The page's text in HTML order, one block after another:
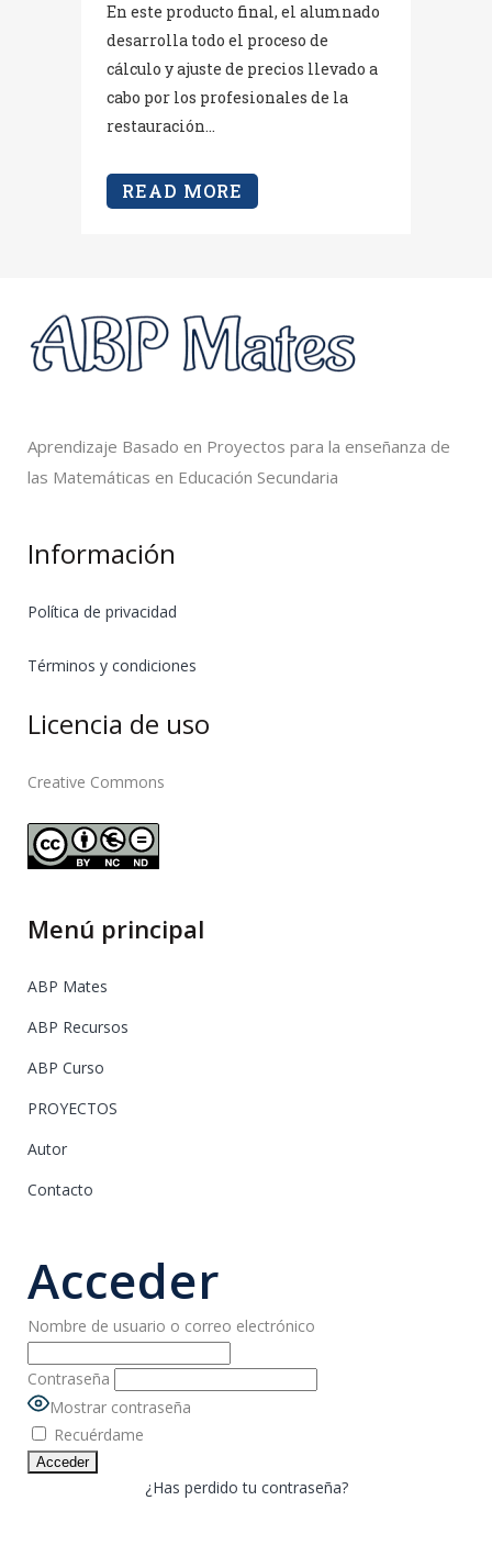
En este producto final, el alumnado
desarrolla todo el proceso de
cálculo y ajuste de precios llevado a
cabo por los profesionales de la
restauración...
READ MORE
Aprendizaje Basado en Proyectos para la enseñanza de
las Matemáticas en Educación Secundaria
Información
Política de privacidad
Términos y condiciones
Licencia de uso
Creative Commons
Menú principal
ABP Mates
ABP Recursos
ABP Curso
PROYECTOS
Autor
Contacto
Acceder
Nombre de usuario o correo electrónico
Contraseña
Mostrar contraseña
Recuérdame
¿Has perdido tu contraseña?